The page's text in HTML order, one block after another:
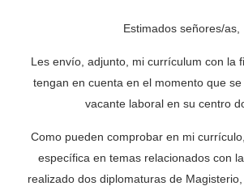
Estimados señores/as,
Les envío, adjunto, mi currículum con la
tengan en cuenta en el momento que
vacante laboral en su centro
Como pueden comprobar en mi
específica en temas relacionados con
realizado dos diplomaturas de